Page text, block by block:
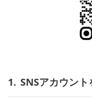
1. SNSアカウン